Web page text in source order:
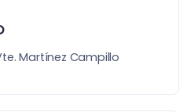
Martínez Campillo